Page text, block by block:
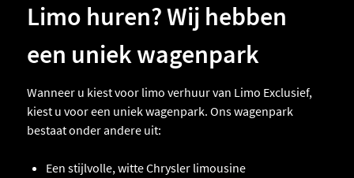
Limo huren? Wij hebben
een uniek wagenpark
Wanneer u kiest voor limo verhuur van Limo Exclusief,
kiest u voor een uniek wagenpark. Ons wagenpark
bestaat onder andere uit:
Een stijlvolle, witte Chrysler limousine